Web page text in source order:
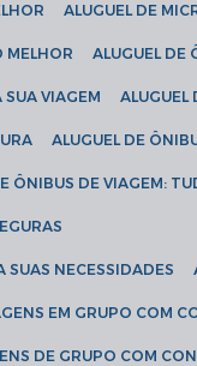
ALUGUEL DE
MELHOR ALUGUEL
SUA VIAGEM
ALUGUEL DE
ÔNIBUS DE VIAGEM:
SUAS NECESSIDADES
EM GRUPO COM
DE GRUPO COM